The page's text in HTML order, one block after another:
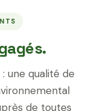
une qualité de
de toutes